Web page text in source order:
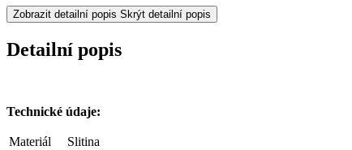
Zobrazit detailní popis Skrýt detailní popis
Detailní popis
Technické údaje:
Materiál
Slitina